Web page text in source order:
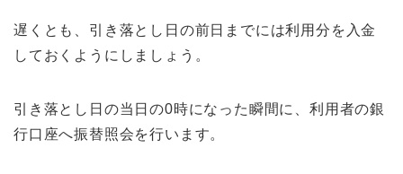
遅くとも、引き落とし日の前日までには利用分を入金
しておくようにしましょう。
引き落とし日の当日の0時になった瞬間に、利用者の銀
行口座へ振替照会を行います。